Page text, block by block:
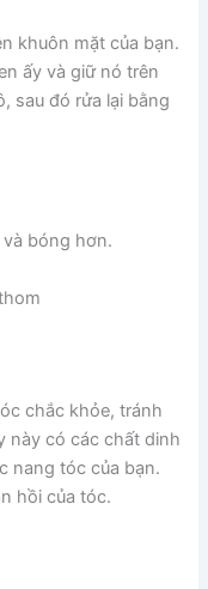
khuôn mặt của bạn.
ấy và giữ nó trên
sau đó rửa lại bằng
bóng hơn.
chắc khỏe, tránh
này có các chất dinh
nang tóc của bạn.
hồi của tóc.